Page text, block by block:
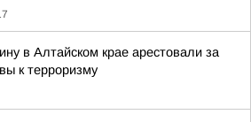
в Алтайском крае арестовали за
к терроризму